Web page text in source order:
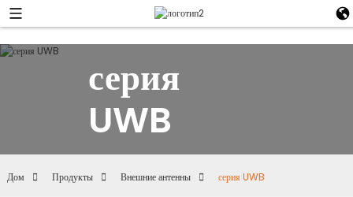
серия
UWB
Дом Продукты Внешние антенны серия UWB